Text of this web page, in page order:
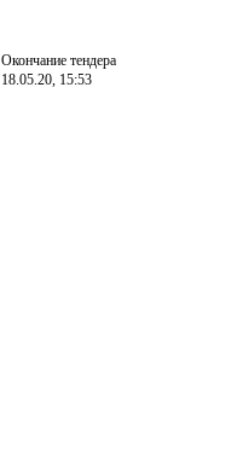
Окончание тендера
18.05.20, 15:53